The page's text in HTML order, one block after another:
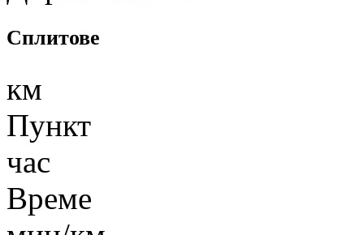
Сплитове
км
Пункт
час
Време